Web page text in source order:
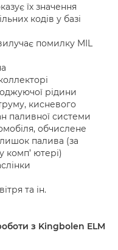
їх значення
кодів у базі
помилку MIL
рідини
кисневого
паливної системи
обчислене
палива (за
комп’ ютері)
та ін.
з Kingbolen ELM